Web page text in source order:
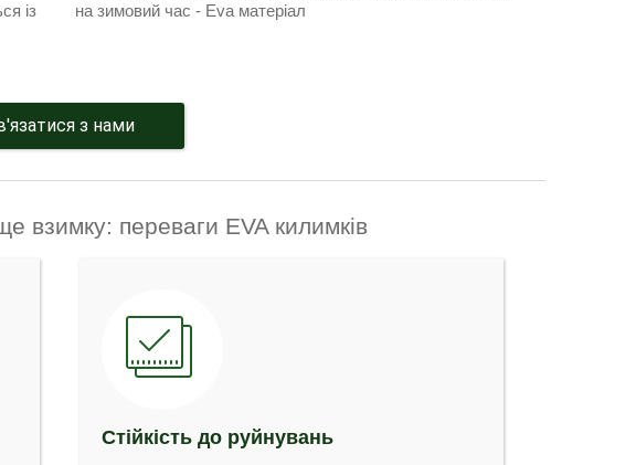
із
на зимовий час - Eva матеріал
з нами
взимку: переваги EVA килимків
Стійкість до руйнувань